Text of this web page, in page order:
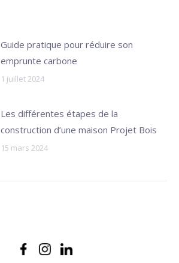
Guide pratique pour réduire son
emprunte carbone
1 juillet 2024
Les différentes étapes de la
construction d’une maison Projet Bois
15 mars 2024